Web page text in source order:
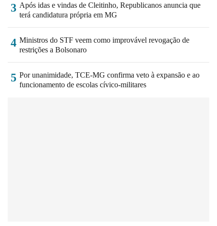
3 Após idas e vindas de Cleitinho, Republicanos anuncia que
terá candidatura própria em MG
4 Ministros do STF veem como improvável revogação de
restrições a Bolsonaro
5 Por unanimidade, TCE-MG confirma veto à expansão e ao
funcionamento de escolas cívico-militares